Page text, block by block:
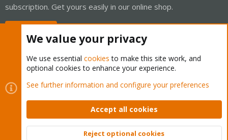
subscription. Get yours easily in our online shop.
Cookies
Proxmox Support Forum - Light Mode
Contact us
Terms and rules Privacy policy Help Home
Community platform by XenForo © 2010-2026 XenForo Ltd.
We value your privacy
We use essential cookies to make this site work, and
optional cookies to enhance your experience.
See further information and configure your preferences
Accept all cookies
Reject optional cookies